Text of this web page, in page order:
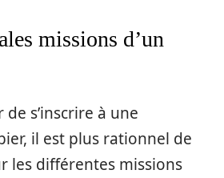
missions d’un
s’inscrire à une
il est plus rationnel de
les différentes missions